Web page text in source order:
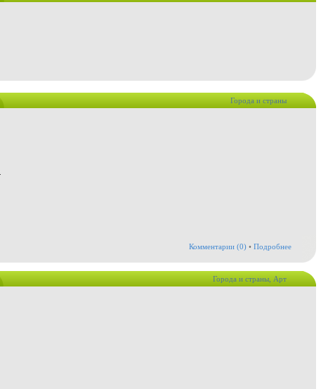
Города и страны
Комментарии (0) • Подробнее
Города и страны Арт